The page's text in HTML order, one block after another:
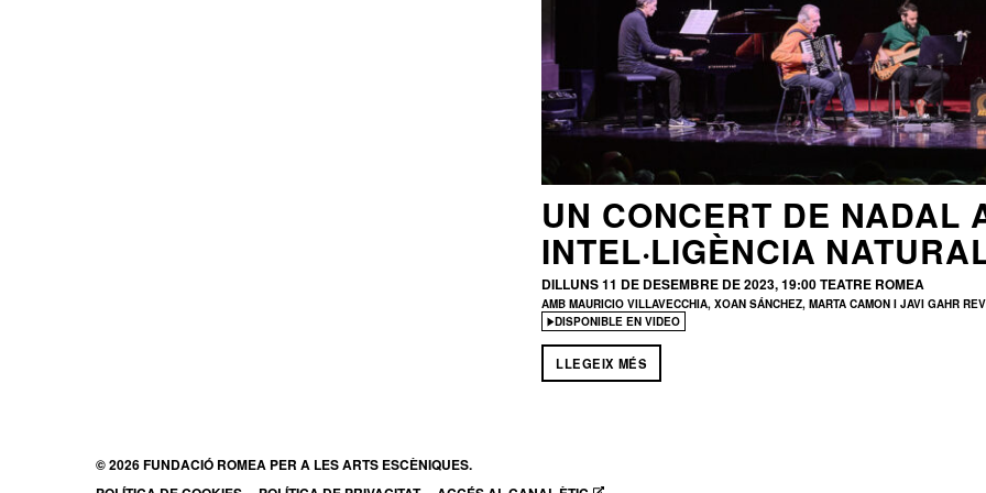
UN CONCERT DE NADAL
INTEL·LIGÈNCIA
DILLUNS 11 DE DESEMBRE DE 2023, 19:00TEATRE ROMEA
AMB MAURICIO VILLAVECCHIA, XOAN SÁNCHEZ, MARTA CAMON I JAVI GAHR
DISPONIBLE EN VIDEO
LLEGEIX MÉS
© 2026 FUNDACIÓ ROMEA PER A LES ARTS ESCÈNIQUES.